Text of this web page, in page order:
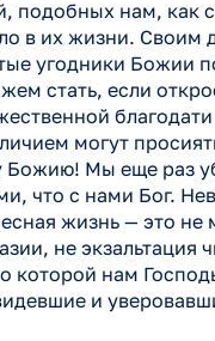
подобных нам, как
в их жизни. Своим
угодники Божии
стать, если
могут
Божию! Мы еще раз
что с нами Бог.
жизнь — это не
не экзальтация
которой нам
и